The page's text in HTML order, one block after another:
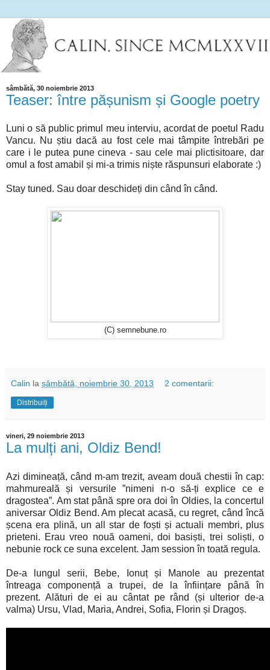
sâmbătă, 30 noiembrie 2013
Teaser: între pășunism și Google poetry
Luni o să public primul meu interviu, acordat de poetul Radu
Vancu. Nu știu dacă au fost cele mai tâmpite întrebări pe
care i le putea pune cineva - sau cele mai plictisitoare, dar
omul a fost amabil și mi-a trimis niște răspunsuri elaborate :)
Stay tuned. Sau doar deschideți din când în când.
(C) semnebune.ro
Calin la sâmbătă, noiembrie 30, 2013 2 comentarii:
Distribuiți
vineri, 29 noiembrie 2013
La mulți ani, Oldiz Bend!
Azi dimineață, când m-am trezit, aveam două chestii în cap:
mahmureală și versurile ”nimeni n-o să-ți explice ce e
dragostea”. Am stat până spre ora doi în Oldies, la concertul
aniversar Oldiz Bend. Am plecat acasă, cu regret, când încă
șcena era plină, un all star de foști și actuali membri, plus
prieteni. Erau vreo nouă oameni, doi basiști, trei soliști, o
nebunie rock ce suna excelent. Jam session în toată regula.
De-a lungul serii, Bebe, Ionuț și Manole au prezentat
întreaga componență a trupei, de la înființare până în
prezent. Alături de ei au cântat pe rând (și ulterior de-a
valma) Ursu, Vlad, Maria, Andrei, Sofia, Florin și Dragoș.